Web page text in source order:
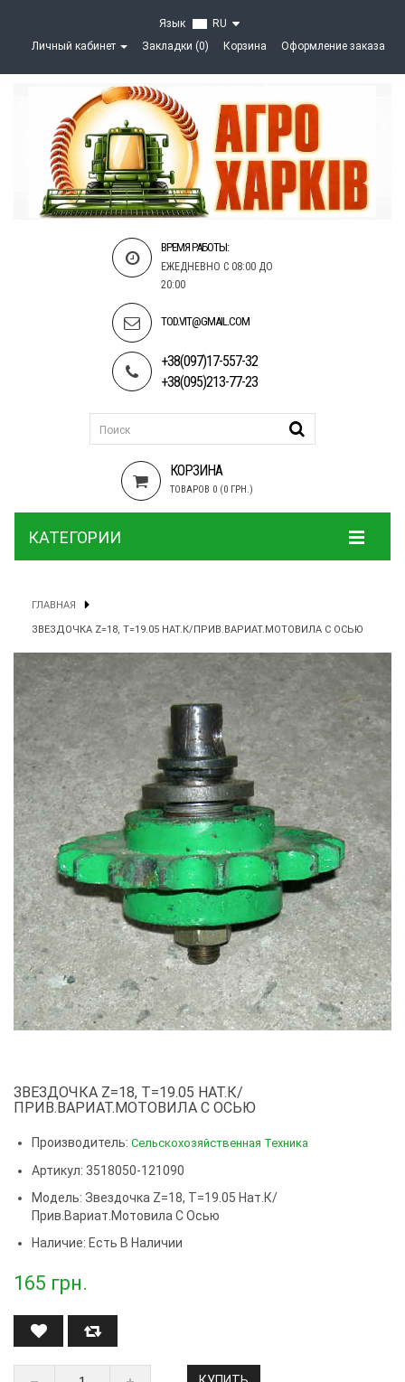
Язык
RU
Личный кабинет
Закладки (0) Корзина Оформление заказа
ВРЕМЯ РАБОТЫ:
ЕЖЕДНЕВНО С 08:00 ДО
20:00
TOD.VIT@GMAIL.COM
+38(097)17-557-32
+38(095)213-77-23
КОРЗИНА
ТОВАРОВ 0 (0 ГРН.)
КАТЕГОРИИ
ГЛАВНАЯ
ЗВЕЗДОЧКА Z=18, T=19.05 НАТ.К/ПРИВ.ВАРИАТ.МОТОВИЛА С ОСЬЮ
ЗВЕЗДОЧКА Z=18, T=19.05 НАТ.К/
ПРИВ.ВАРИАТ.МОТОВИЛА С ОСЬЮ
Производитель: Сельскохозяйственная Техника
Артикул: 3518050-121090
Модель: Звездочка Z=18, T=19.05 Нат.к/
Прив.вариат.мотовила С Осью
Наличие: Есть В Наличии
165 грн.